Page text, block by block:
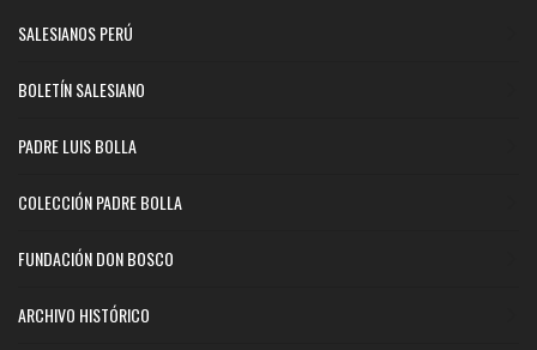
SALESIANOS PERÚ
BOLETÍN SALESIANO
PADRE LUIS BOLLA
COLECCIÓN PADRE BOLLA
FUNDACIÓN DON BOSCO
ARCHIVO HISTÓRICO